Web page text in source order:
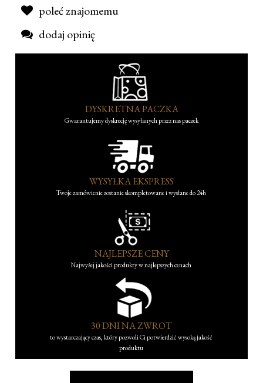
poleć znajomemu
dodaj opinię
DYSKRETNA PACZKA
Gwarantujemy dyskrecję wysyłanych przez nas paczek
WYSYŁKA EKSPRESS
Twoje zamówienie zostanie skompletowane i wysłane do 24h
NAJLEPSZE CENY
Najwyżej jakości produkty w najlepszych cenach
30 DNI NA ZWROT
to wystarczający czas, który pozwoli Ci potwierdzić wysoką jakość
produktu